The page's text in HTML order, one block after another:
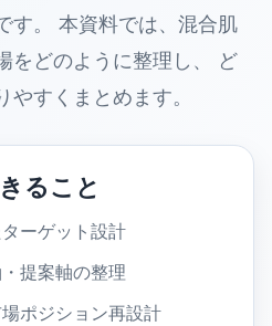
す。 本資料では、混合肌
をどのように整理し、 ど
やすくまとめます。
ること
ーゲット設計
提案軸の整理
ポジション再設計